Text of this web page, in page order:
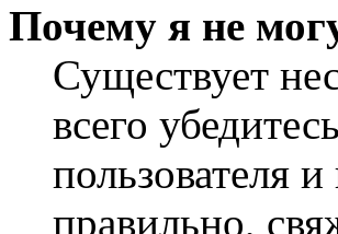
Почему я не
Существует
всего
пользователя
правильно,